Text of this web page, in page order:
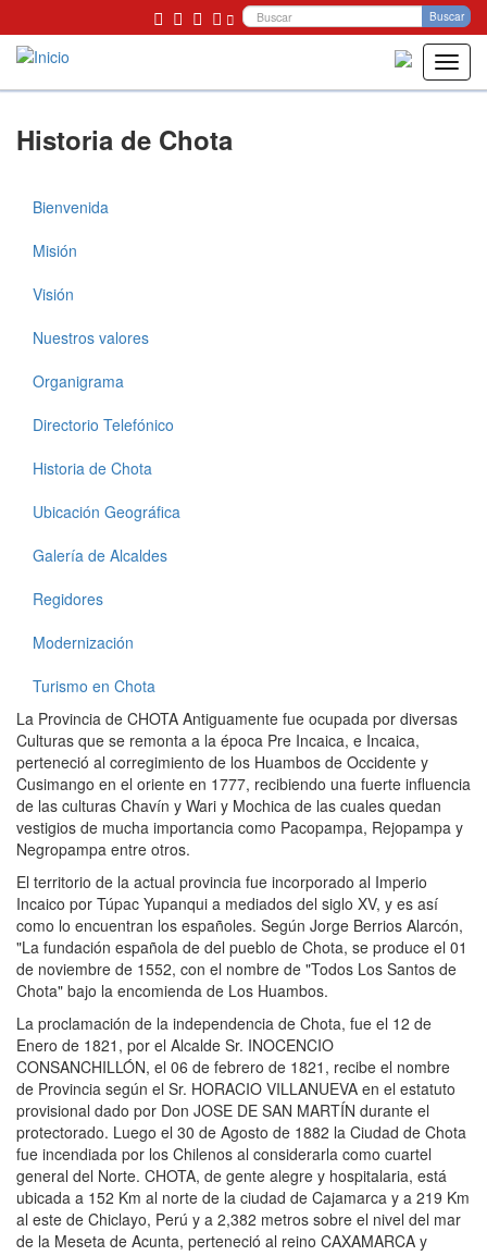
Buscar
Historia de Chota
Municipalidad
Bienvenida
Misión
Visión
Nuestros valores
Organigrama
Directorio Telefónico
Historia de Chota
Ubicación Geográfica
Galería de Alcaldes
Regidores
Modernización
Turismo en Chota
La Provincia de CHOTA Antiguamente fue ocupada por diversas
Culturas que se remonta a la época Pre Incaica, e Incaica,
perteneció al corregimiento de los Huambos de Occidente y
Cusimango en el oriente en 1777, recibiendo una fuerte influencia
de las culturas Chavín y Wari y Mochica de las cuales quedan
vestigios de mucha importancia como Pacopampa, Rejopampa y
Negropampa entre otros.
El territorio de la actual provincia fue incorporado al Imperio
Incaico por Túpac Yupanqui a mediados del siglo XV, y es así
como lo encuentran los españoles. Según Jorge Berrios Alarcón,
"La fundación española de del pueblo de Chota, se produce el 01
de noviembre de 1552, con el nombre de "Todos Los Santos de
Chota" bajo la encomienda de Los Huambos.
La proclamación de la independencia de Chota, fue el 12 de
Enero de 1821, por el Alcalde Sr. INOCENCIO
CONSANCHILLÓN, el 06 de febrero de 1821, recibe el nombre
de Provincia según el Sr. HORACIO VILLANUEVA en el estatuto
provisional dado por Don JOSE DE SAN MARTÍN durante el
protectorado. Luego el 30 de Agosto de 1882 la Ciudad de Chota
fue incendiada por los Chilenos al considerarla como cuartel
general del Norte. CHOTA, de gente alegre y hospitalaria, está
ubicada a 152 Km al norte de la ciudad de Cajamarca y a 219 Km
al este de Chiclayo, Perú y a 2,382 metros sobre el nivel del mar
de la Meseta de Acunta, perteneció al reino CAXAMARCA y